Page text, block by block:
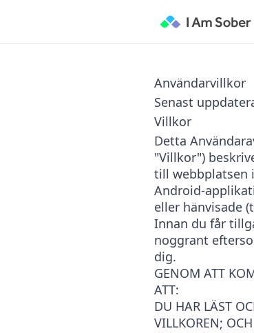
Användarvillkor
Senast
Villkor
Detta
"Villkor")
till webbplatsen
Android-
eller hänvisade
Innan du får
noggrant
dig.
GENOM ATT
ATT:
DU HAR LÄST
VILLKOREN;